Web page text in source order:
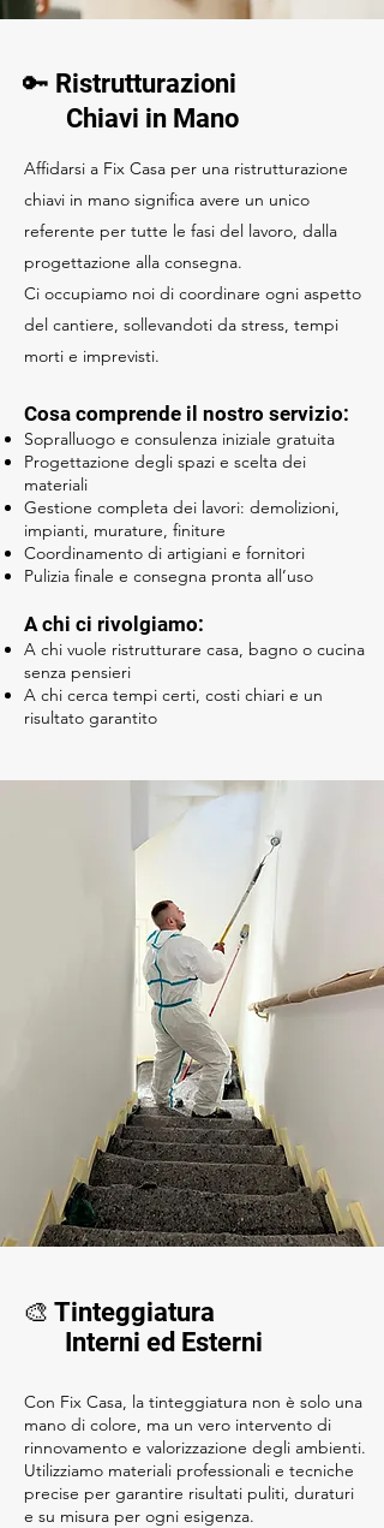
🔑 Ristrutturazioni
Chiavi in Mano
Affidarsi a Fix Casa per una ristrutturazione
chiavi in mano significa avere un unico
referente per tutte le fasi del lavoro, dalla
progettazione alla consegna.
Ci occupiamo noi di coordinare ogni aspetto
del cantiere, sollevandoti da stress, tempi
morti e imprevisti.
Cosa comprende il nostro servizio:
Sopralluogo e consulenza iniziale gratuita
Progettazione degli spazi e scelta dei
materiali
Gestione completa dei lavori: demolizioni,
impianti, murature, finiture
Coordinamento di artigiani e fornitori
Pulizia finale e consegna pronta all’uso
A chi ci rivolgiamo:
A chi vuole ristrutturare casa, bagno o cucina
senza pensieri
A chi cerca tempi certi, costi chiari e un
risultato garantito
🎨 Tinteggiatura
Interni ed Esterni
Con Fix Casa, la tinteggiatura non è solo una
mano di colore, ma un vero intervento di
rinnovamento e valorizzazione degli ambienti.
Utilizziamo materiali professionali e tecniche
precise per garantire risultati puliti, duraturi
e su misura per ogni esigenza.